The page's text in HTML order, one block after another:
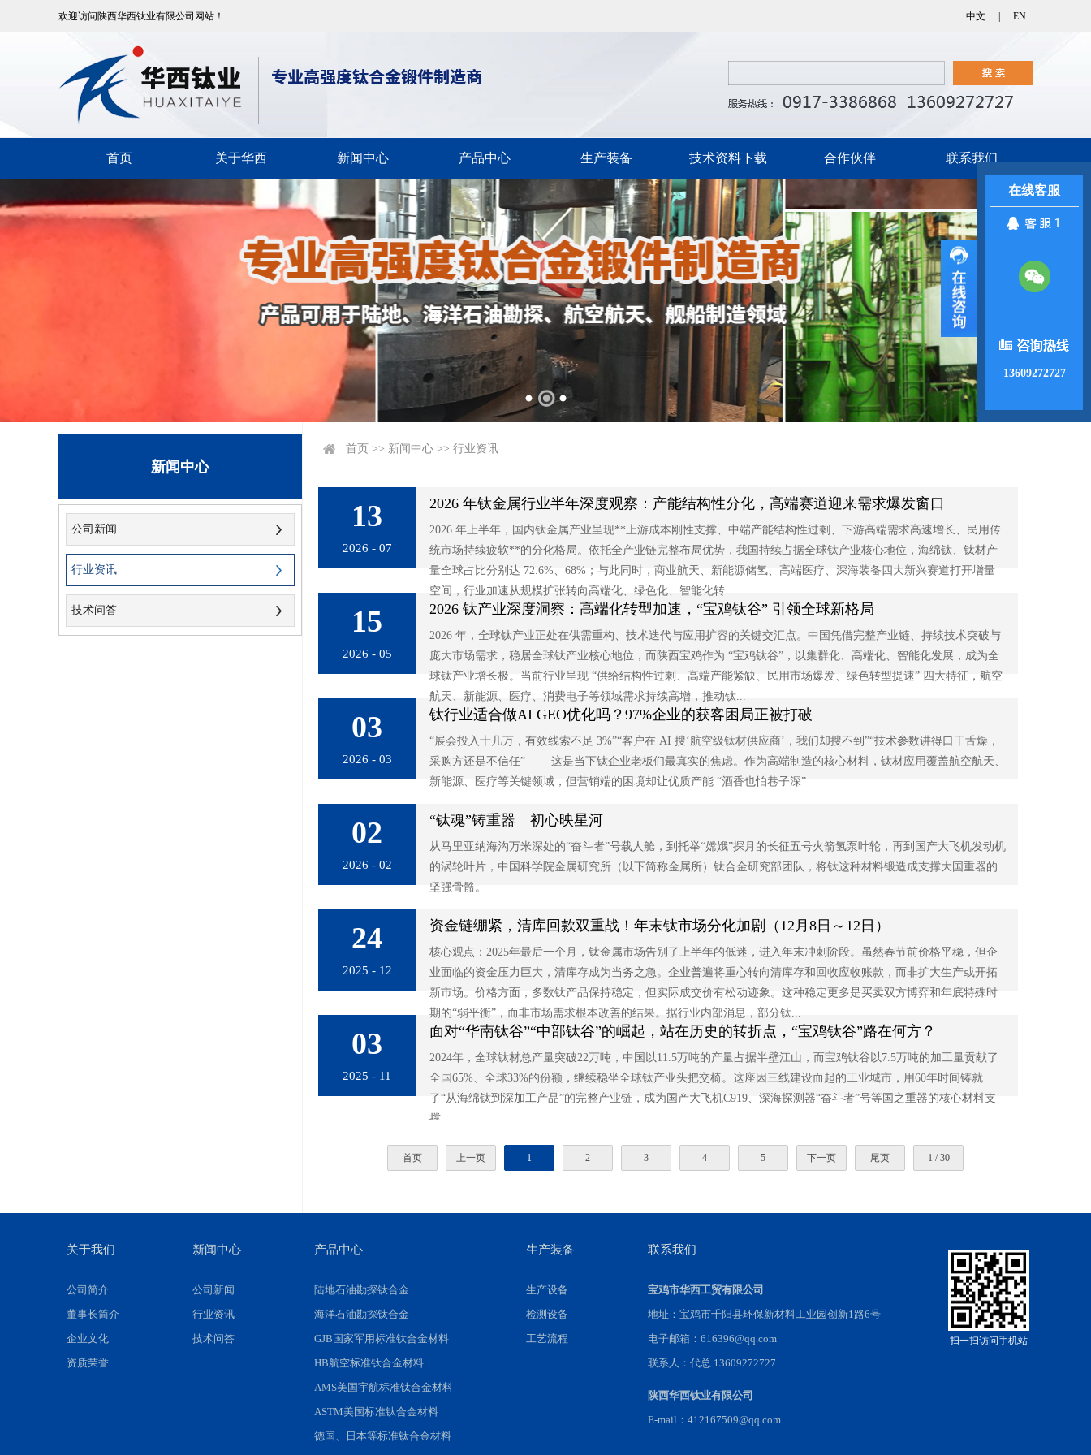
欢迎访问陕西华西钛业有限公司网站！ 中文 EN
首页 关于华西 新闻中心 产品中心 生产装备 技术资料下载 合作伙伴 联系我们
新闻中心
公司新闻
行业资讯
技术问答
首页 >> 新闻中心 >> 行业资讯
13
2026 - 07
2026 年钛金属行业半年深度观察：产能结构性分化，高端赛道迎来需求爆发窗口
2026 年上半年，国内钛金属产业呈现**上游成本刚性支撑、中端产能结构性过剩、下游高端需求高速增长、民用传
统市场持续疲软**的分化格局。依托全产业链完整布局优势，我国持续占据全球钛产业核心地位，海绵钛、钛材产
量全球占比分别达 72.6%、68%；与此同时，商业航天、新能源储氢、高端医疗、深海装备四大新兴赛道打开增量
空间，行业加速从规模扩张转向高端化、绿色化、智能化转...
15
2026 - 05
2026 钛产业深度洞察：高端化转型加速，“宝鸡钛谷” 引领全球新格局
2026 年，全球钛产业正处在供需重构、技术迭代与应用扩容的关键交汇点。中国凭借完整产业链、持续技术突破与
庞大市场需求，稳居全球钛产业核心地位，而陕西宝鸡作为 “宝鸡钛谷”，以集群化、高端化、智能化发展，成为全
球钛产业增长极。当前行业呈现 “供给结构性过剩、高端产能紧缺、民用市场爆发、绿色转型提速” 四大特征，航空
航天、新能源、医疗、消费电子等领域需求持续高增，推动钛...
03
2026 - 03
钛行业适合做AI GEO优化吗？97%企业的获客困局正被打破
“展会投入十几万，有效线索不足 3%”“客户在 AI 搜‘航空级钛材供应商’，我们却搜不到”“技术参数讲得口干舌燥，
采购方还是不信任”—— 这是当下钛企业老板们最真实的焦虑。作为高端制造的核心材料，钛材应用覆盖航空航天、
新能源、医疗等关键领域，但营销端的困境却让优质产能 “酒香也怕巷子深”
02
2026 - 02
“钛魂”铸重器 初心映星河
从马里亚纳海沟万米深处的“奋斗者”号载人舱，到托举“嫦娥”探月的长征五号火箭氢泵叶轮，再到国产大飞机发动机
的涡轮叶片，中国科学院金属研究所（以下简称金属所）钛合金研究部团队，将钛这种材料锻造成支撑大国重器的
坚强骨骼。
24
2025 - 12
资金链绷紧，清库回款双重战！年末钛市场分化加剧（12月8日～12日）
核心观点：2025年最后一个月，钛金属市场告别了上半年的低迷，进入年末冲刺阶段。虽然春节前价格平稳，但企
业面临的资金压力巨大，清库存成为当务之急。企业普遍将重心转向清库存和回收应收账款，而非扩大生产或开拓
新市场。价格方面，多数钛产品保持稳定，但实际成交价有松动迹象。这种稳定更多是买卖双方博弈和年底特殊时
期的“弱平衡”，而非市场需求根本改善的结果。据行业内部消息，部分钛...
03
2025 - 11
面对“华南钛谷”“中部钛谷”的崛起，站在历史的转折点，“宝鸡钛谷”路在何方？
2024年，全球钛材总产量突破22万吨，中国以11.5万吨的产量占据半壁江山，而宝鸡钛谷以7.5万吨的加工量贡献了
全国65%、全球33%的份额，继续稳坐全球钛产业头把交椅。这座因三线建设而起的工业城市，用60年时间铸就
了“从海绵钛到深加工产品”的完整产业链，成为国产大飞机C919、深海探测器“奋斗者”号等国之重器的核心材料支
撑。
首页 上一页 1 2 3 4 5 下一页 尾页 1 / 30
关于我们
公司简介
董事长简介
企业文化
资质荣誉
新闻中心
公司新闻
行业资讯
技术问答
产品中心
陆地石油勘探钛合金
海洋石油勘探钛合金
GJB国家军用标准钛合金材料
HB航空标准钛合金材料
AMS美国宇航标准钛合金材料
ASTM美国标准钛合金材料
德国、日本等标准钛合金材料
生产装备
生产设备
检测设备
工艺流程
联系我们
宝鸡市华西工贸有限公司
地址：宝鸡市千阳县环保新材料工业园创新1路6号
电子邮箱：616396@qq.com
联系人：代总 13609272727
陕西华西钛业有限公司
E-mail：412167509@qq.com
扫一扫访问手机站
在线客服
13609272727